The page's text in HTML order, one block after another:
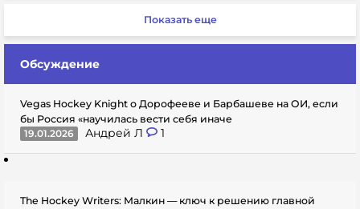
Показать еще
Обсуждение
Vegas Hockey Knight о Дорофееве и Барбашеве на ОИ, если
бы Россия «научилась вести себя иначе
19.01.2026
Андрей Л 1
The Hockey Writers: Малкин — ключ к решению главной